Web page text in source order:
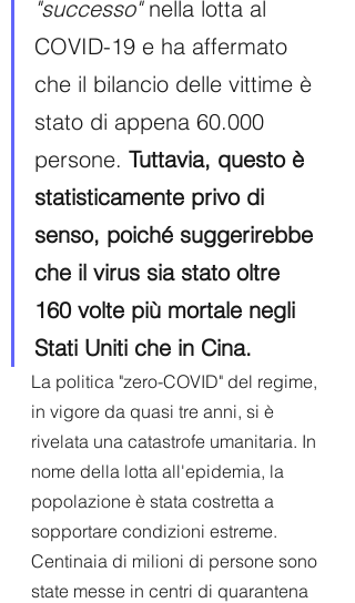
"successo" nella lotta al
COVID-19 e ha affermato
che il bilancio delle vittime è
stato di appena 60.000
persone. Tuttavia, questo è
statisticamente privo di
senso, poiché suggerirebbe
che il virus sia stato oltre
160 volte più mortale negli
Stati Uniti che in Cina.
La politica "zero-COVID" del regime,
in vigore da quasi tre anni, si è
rivelata una catastrofe umanitaria. In
nome della lotta all'epidemia, la
popolazione è stata costretta a
sopportare condizioni estreme.
Centinaia di milioni di persone sono
state messe in centri di quarantena